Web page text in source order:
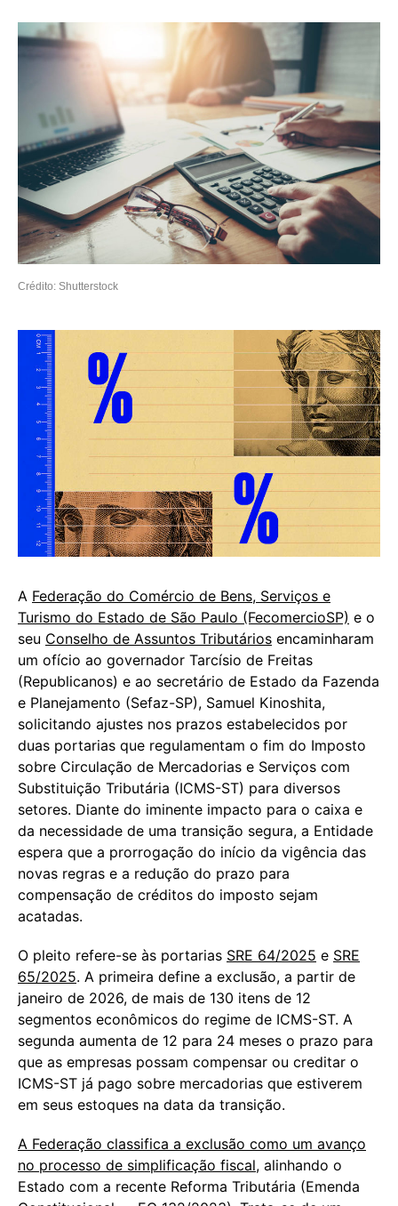
Crédito: Shutterstock
A Federação do Comércio de Bens, Serviços e
Turismo do Estado de São Paulo (FecomercioSP) e o
seu Conselho de Assuntos Tributários encaminharam
um ofício ao governador Tarcísio de Freitas
(Republicanos) e ao secretário de Estado da Fazenda
e Planejamento (Sefaz-SP), Samuel Kinoshita,
solicitando ajustes nos prazos estabelecidos por
duas portarias que regulamentam o fim do Imposto
sobre Circulação de Mercadorias e Serviços com
Substituição Tributária (ICMS-ST) para diversos
setores. Diante do iminente impacto para o caixa e
da necessidade de uma transição segura, a Entidade
espera que a prorrogação do início da vigência das
novas regras e a redução do prazo para
compensação de créditos do imposto sejam
acatadas.
O pleito refere-se às portarias SRE 64/2025 e SRE
65/2025. A primeira define a exclusão, a partir de
janeiro de 2026, de mais de 130 itens de 12
segmentos econômicos do regime de ICMS-ST. A
segunda aumenta de 12 para 24 meses o prazo para
que as empresas possam compensar ou creditar o
ICMS-ST já pago sobre mercadorias que estiverem
em seus estoques na data da transição.
A Federação classifica a exclusão como um avanço
no processo de simplificação fiscal, alinhando o
Estado com a recente Reforma Tributária (Emenda